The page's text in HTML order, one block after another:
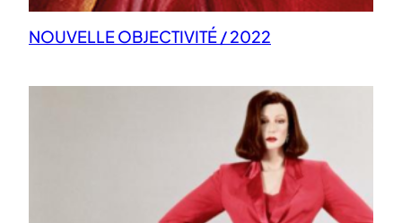
NOUVELLE OBJECTIVITÉ / 2022